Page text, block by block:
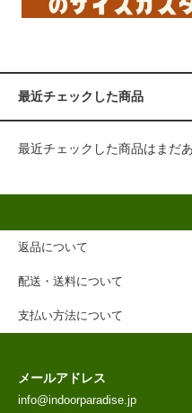
最近チェックした商品
最近チェックした商品はまだ
返品について
配送・送料について
支払い方法について
メールアドレス
info@indoorparadise.jp